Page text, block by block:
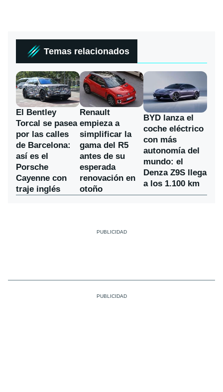
Temas relacionados
El Bentley
Torcal se pasea
por las calles
de Barcelona:
así es el
Porsche
Cayenne con
traje inglés
Renault
empieza a
simplificar la
gama del R5
antes de su
esperada
renovación en
otoño
BYD lanza el
coche eléctrico
con más
autonomía del
mundo: el
Denza Z9S llega
a los 1.100 km